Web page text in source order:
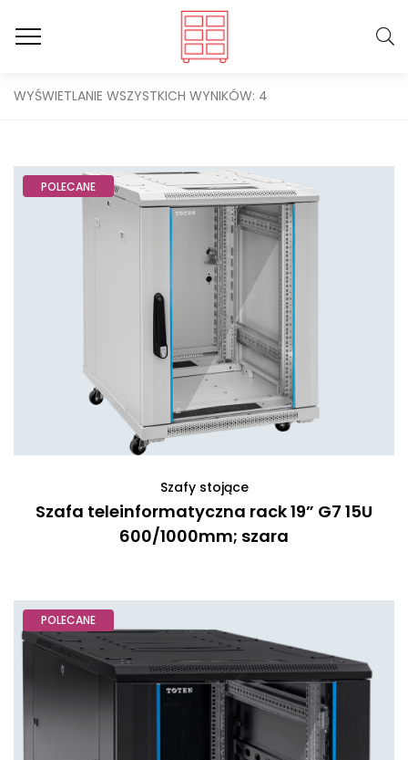
WYŚWIETLANIE WSZYSTKICH WYNIKÓW: 4
POLECANE
Szafy stojące
Szafa teleinformatyczna rack 19” G7 15U
600/1000mm; szara
POLECANE